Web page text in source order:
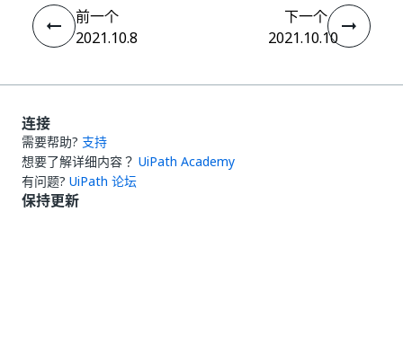
前一个
2021.10.8
下一个
2021.10.10
连接
需要帮助? 支持
想要了解详细内容？ UiPath Academy
有问题? UiPath 论坛
保持更新